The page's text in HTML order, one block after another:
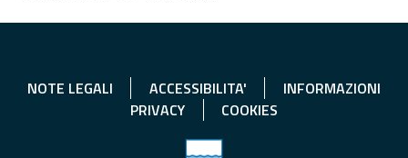
NOTE LEGALI ACCESSIBILITA'
INFORMAZIONI
PRIVACY
COOKIES